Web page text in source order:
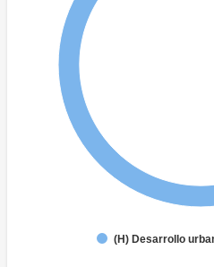
(H) Desarrollo